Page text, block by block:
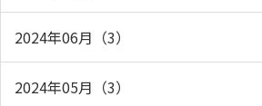
2024年06月（3）
2024年05月（3）